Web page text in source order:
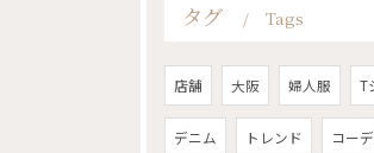
タグ Tags
店舗 大阪 婦人服 T
デニム トレンド コー